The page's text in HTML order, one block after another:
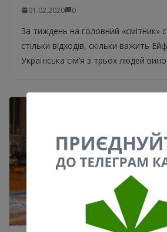
01.02.2020 0
За тиждень на головний «смітник»
стільки відходів, скільки важить
Українська сім’я з трьох людей